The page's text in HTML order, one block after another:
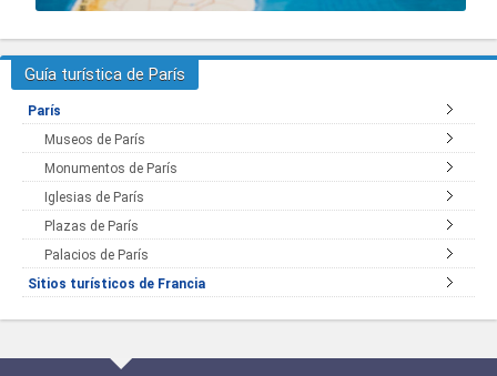
Guía turística de París
París
Museos de París
Monumentos de París
Iglesias de París
Plazas de París
Palacios de París
Sitios turísticos de Francia